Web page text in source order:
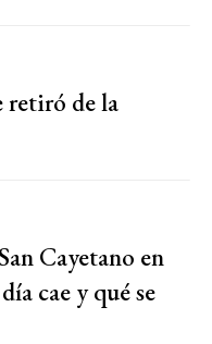
retiró de la
Cayetano en
cae y qué se